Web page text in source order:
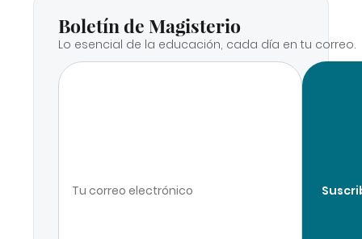
Boletín de Magisterio
Lo esencial de la educación, cada día en tu correo.